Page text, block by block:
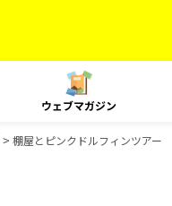
ウェブマガジン
棚屋とピンクドルフィンツアー